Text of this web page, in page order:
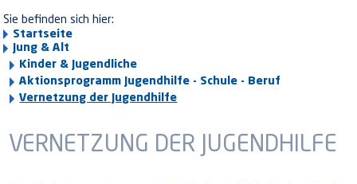
Sie befinden sich hier:
Startseite
Jung & Alt
Kinder & Jugendliche
Aktionsprogramm Jugendhilfe - Schule - Beruf
Vernetzung der Jugendhilfe
VERNETZUNG DER JUGENDHILFE